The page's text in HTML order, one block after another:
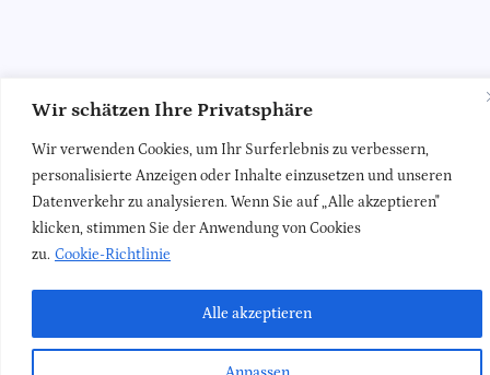
Wir schätzen Ihre Privatsphäre
Wir verwenden Cookies, um Ihr Surferlebnis zu verbessern,
personalisierte Anzeigen oder Inhalte einzusetzen und unseren
Datenverkehr zu analysieren. Wenn Sie auf „Alle akzeptieren"
klicken, stimmen Sie der Anwendung von Cookies
zu. Cookie-Richtlinie
Alle akzeptieren